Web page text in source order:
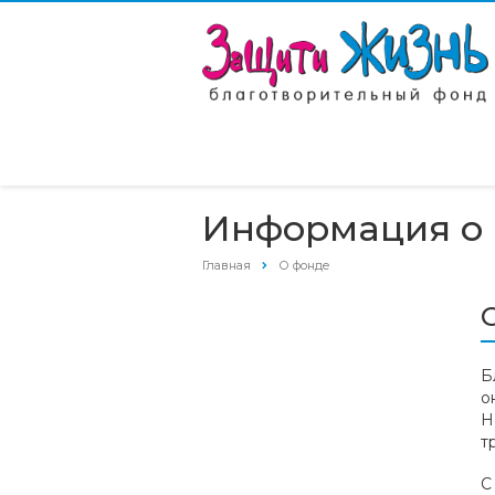
Информация о
Главная О фонде
С